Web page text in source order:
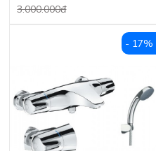
3.000.000đ
- 17%